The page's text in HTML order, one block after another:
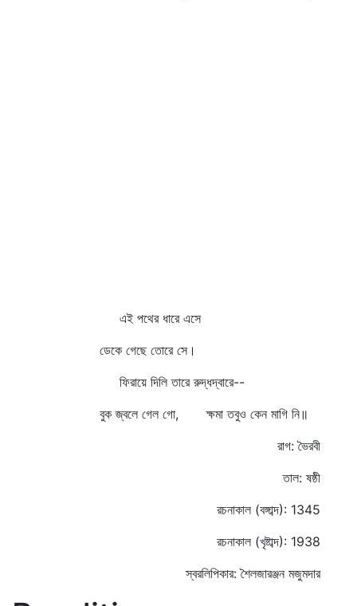
এই পথের ধারে এসে
ডেকে গেছে তোরে সে।
ফিরায়ে দিলি তারে রুদ্ধদ্বারে--
বুক জ্বলে গেল গো, ক্ষমা তবুও কেন মাগি নি॥
রাগ: ভৈরবী
তাল: ষষ্ঠী
রচনাকাল (বঙ্গাব্দ): 1345
রচনাকাল (খৃষ্টাব্দ): 1938
স্বরলিপিকার: শৈলজারঞ্জন মজুমদার